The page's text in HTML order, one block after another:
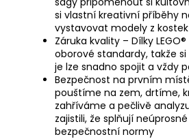
si vlastní kreativní příběhy
vystavovat modely z kostek
Záruka kvality – Dílky
oborové standardy, takže
je lze snadno spojit a vždy
Bezpečnost na prvním
pouštíme na zem, drtíme,
zahříváme a pečlivě
zajistili, že splňují
bezpečnostní normy